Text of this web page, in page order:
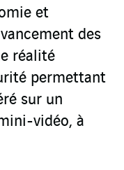
et
des
réalité
permettant
sur un
vidéo, à